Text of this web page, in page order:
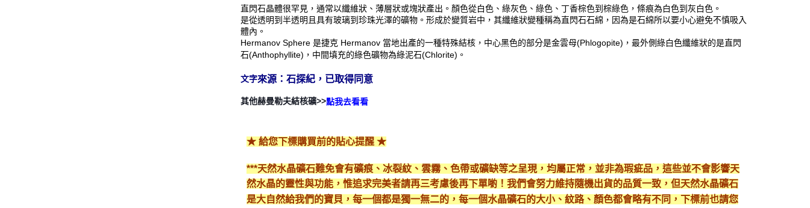
付款後門市自取
直閃石晶體很罕見，通常以纖維狀、薄層狀或塊狀產出。顏色從白色、綠灰色、綠色、丁香棕色到棕綠色，條痕為白色到灰白色。
是從透明到半透明且具有玻璃到珍珠光澤的礦物。形成於變質岩中，其纖維狀變種稱為直閃石石綿，因為是石綿所以要小心避免不慎吸入
體內。
Hermanov Sphere 是捷克 Hermanov 當地出產的一種特殊結核，中心黑色的部分是金雲母(Phlogopite)，最外側綠白色纖維狀的是直閃
石(Anthophyllite)，中間填充的綠色礦物為綠泥石(Chlorite)。
文字來源：石探紀，已取得同意
其他赫曼勒夫結核礦>>點我去看看
★ 給您下標購買前的貼心提醒 ★
***天然水晶礦石難免會有礦痕、冰裂紋、雲霧、色帶或礦缺等之呈現，均屬正常，並非為瑕疵品，這些並不會影響天
然水晶的靈性與功能，惟追求完美者請再三考慮後再下單喲！我們會努力維持隨機出貨的品質一致，但天然水晶礦石
是大自然給我們的寶貝，每一個都是獨一無二的，每一個水晶礦石的大小、紋路、顏色都會略有不同，下標前也請您